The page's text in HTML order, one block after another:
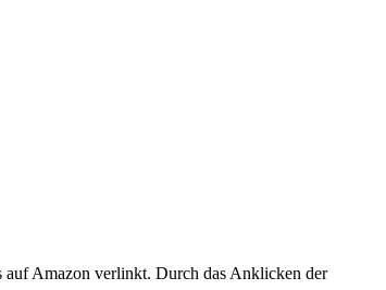
auf Amazon verlinkt. Durch das Anklicken der